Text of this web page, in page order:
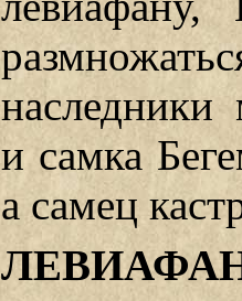
и самка
а самец